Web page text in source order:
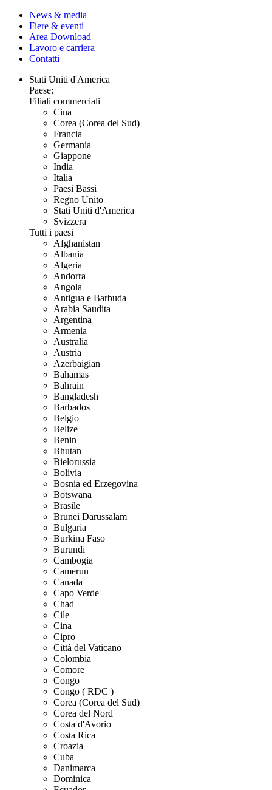
News & media
Fiere & eventi
Area Download
Lavoro e carriera
Contatti
Stati Uniti d'America
Paese:
Filiali commerciali
Cina
Corea (Corea del Sud)
Francia
Germania
Giappone
India
Italia
Paesi Bassi
Regno Unito
Stati Uniti d'America
Svizzera
Tutti i paesi
Afghanistan
Albania
Algeria
Andorra
Angola
Antigua e Barbuda
Arabia Saudita
Argentina
Armenia
Australia
Austria
Azerbaigian
Bahamas
Bahrain
Bangladesh
Barbados
Belgio
Belize
Benin
Bhutan
Bielorussia
Bolivia
Bosnia ed Erzegovina
Botswana
Brasile
Brunei Darussalam
Bulgaria
Burkina Faso
Burundi
Cambogia
Camerun
Canada
Capo Verde
Chad
Cile
Cina
Cipro
Città del Vaticano
Colombia
Comore
Congo
Congo ( RDC )
Corea (Corea del Sud)
Corea del Nord
Costa d'Avorio
Costa Rica
Croazia
Cuba
Danimarca
Dominica